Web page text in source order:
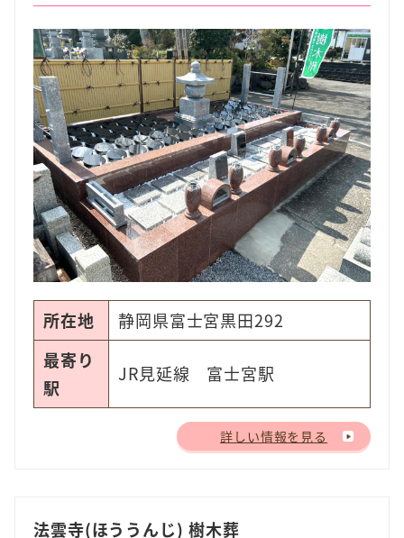
所在地
静岡県富士宮黒田292
最寄り
駅
JR見延線 富士宮駅
詳しい情報を見る
法雲寺(ほううんじ) 樹木葬